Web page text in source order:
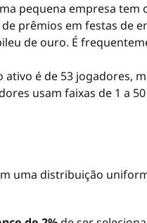
pequena empresa tem
prêmios em festas de
de ouro. É
ativo é de 53 jogadores,
usam faixas de 1 a
uma distribuição